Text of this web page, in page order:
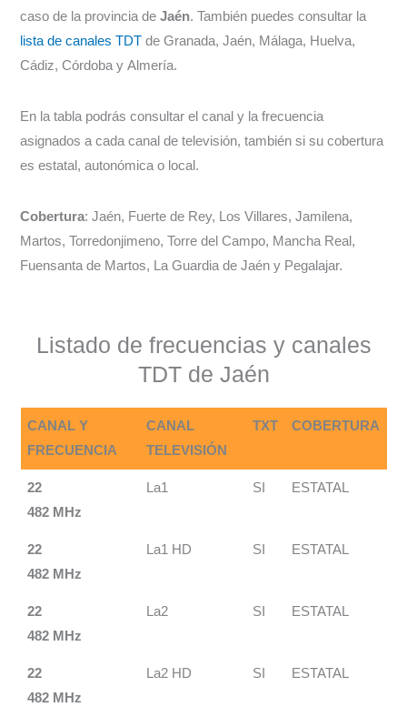
caso de la provincia deJaén. También puedes consultar la
lista de canales TDT de Granada, Jaén, Málaga, Huelva,
Cádiz, Córdoba y Almería.
En la tabla podrás consultar el canal y la frecuencia
asignados a cada canal de televisión, también si su cobertura
es estatal, autonómica o local.
Cobertura: Jaén, Fuerte de Rey, Los Villares, Jamilena,
Martos, Torredonjimeno, Torre del Campo, Mancha Real,
Fuensanta de Martos, La Guardia de Jaén y Pegalajar.
Listado de frecuencias y canales
TDT de Jaén
CANAL Y
FRECUENCIA
CANAL
TELEVISIÓN
TXT COBERTURA
22
482 MHz
La1 SI ESTATAL
22
482 MHz
La1 HD SI ESTATAL
22
482 MHz
La2 SI ESTATAL
22
482 MHz
La2 HD SI ESTATAL